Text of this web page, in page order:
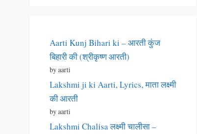
Aarti Kunj Bihari ki – आरती कुंज
बिहारी की (श्रीकृष्ण आरती)
by aarti
Lakshmi ji ki Aarti, Lyrics, माता लक्ष्मी
की आरती
by aarti
Lakshmi Chalisa लक्ष्मी चालीसा –